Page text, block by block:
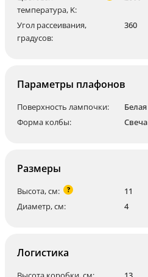
температура, K:
Угол рассеивания,
градусов:
360
Параметры плафонов
Поверхность лампочки:
Белая
Форма колбы:
Свеча
Размеры
Высота, см: ?
11
Диаметр, см:
4
Логистика